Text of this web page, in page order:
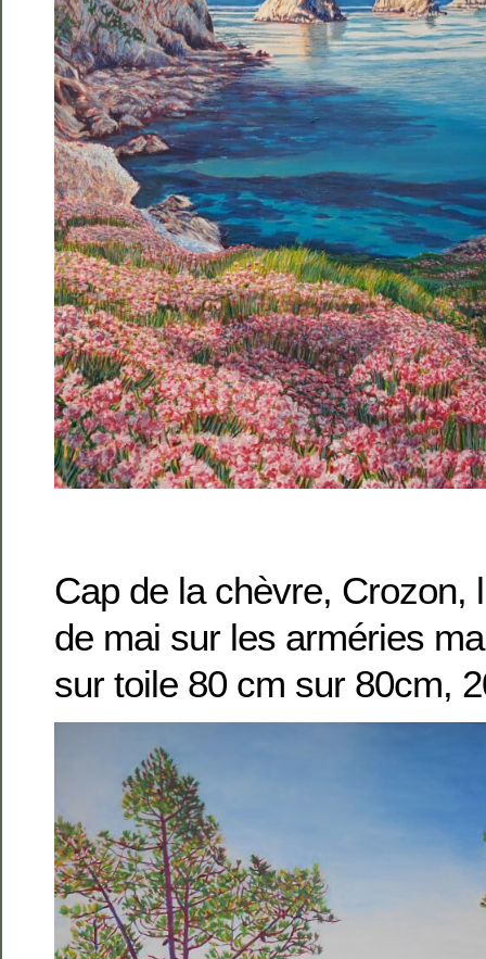
Cap de la chèvre, Crozon,
de mai sur les arméries
sur toile 80 cm sur 80cm,